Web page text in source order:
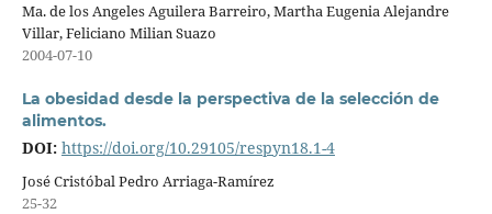
Ma. de los Angeles Aguilera Barreiro, Martha Eugenia Alejandre
Villar, Feliciano Milian Suazo
2004-07-10
La obesidad desde la perspectiva de la selección de
alimentos.
DOI: https://doi.org/10.29105/respyn18.1-4
José Cristóbal Pedro Arriaga-Ramírez
25-32